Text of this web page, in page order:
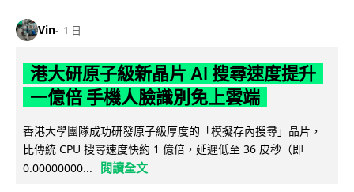
Vin 1 日
港大研原子級新晶片 AI 搜尋速度提升
一億倍 手機人臉識別免上雲端
香港大學團隊成功研發原子級厚度的「模擬存內搜尋」晶片，
比傳統 CPU 搜尋速度快約 1 億倍，延遲低至 36 皮秒（即
0.00000000...
閱讀全文